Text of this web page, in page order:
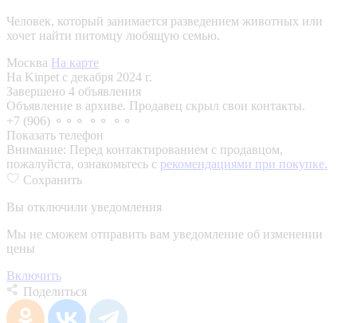
Человек, который занимается разведением животных или
хочет найти питомцу любящую семью.
Москва На карте
На Kinpet c декабря 2024 г.
Завершено 4 объявления
Объявление в архиве. Продавец скрыл свои контакты.
+7 (906) ⚬⚬⚬ ⚬⚬ ⚬⚬
Показать телефон
Внимание: Перед контактированием с продавцом,
пожалуйста, ознакомьтесь с рекомендациями при покупке.
Сохранить
Вы отключили уведомления
Мы не сможем отправить вам уведомление об изменении
цены
Включить
Поделиться